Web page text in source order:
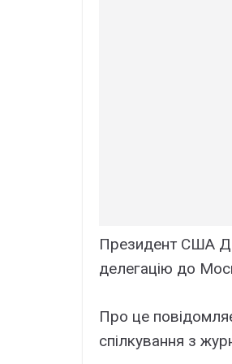
Президент США
делегацію до
Про це
спілкування з